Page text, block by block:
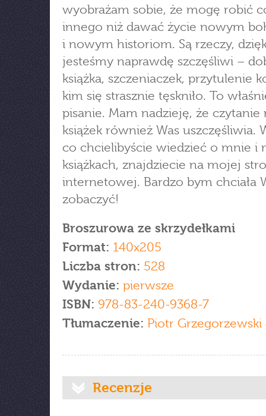
wyobrażam sobie, że mogę robić
innego niż dawać życie nowym
i nowym historiom. Są rzeczy,
jesteśmy naprawdę szczęśliwi –
książka, szczeniaczek, przytulenie
kim się strasznie tęskniło. To
pisanie. Mam nadzieję, że czytanie
książek również Was uszczęśliwia.
co chcielibyście wiedzieć o mnie i
książkach, znajdziecie na mojej
internetowej. Bardzo bym chciała
zobaczyć!
Broszurowa ze skrzydełkami
Format: 140x205
Liczba stron: 528
Wydanie: pierwsze
ISBN: 978-83-240-9368-7
Tłumaczenie: Piotr Grzegorzewski
Recenzje